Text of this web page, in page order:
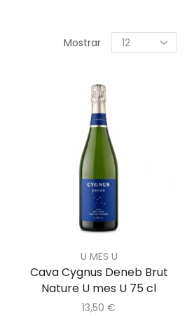
Mostrar
U MES U
Cava Cygnus Deneb Brut
Nature U mes U 75 cl
13,50 €